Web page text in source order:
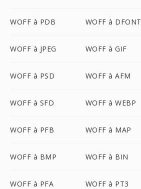
WOFF à PDB WOFF à DFONT
WOFF à JPEG WOFF à GIF
WOFF à PSD WOFF à AFM
WOFF à SFD WOFF à WEBP
WOFF à PFB WOFF à MAP
WOFF à BMP WOFF à BIN
WOFF à PFA WOFF à PT3